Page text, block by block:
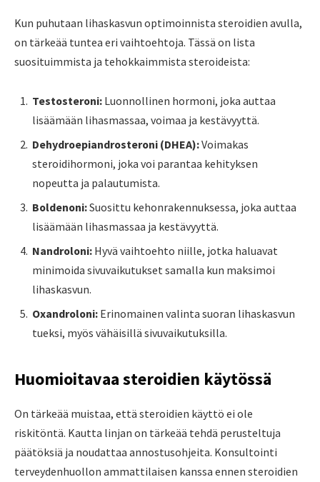
Kun puhutaan lihaskasvun optimoinnista steroidien avulla,
on tärkeää tuntea eri vaihtoehtoja. Tässä on lista
suosituimmista ja tehokkaimmista steroideista:
Testosteroni: Luonnollinen hormoni, joka auttaa
lisäämään lihasmassaa, voimaa ja kestävyyttä.
Dehydroepiandrosteroni (DHEA):Voimakas
steroidihormoni, joka voi parantaa kehityksen
nopeutta ja palautumista.
Boldenoni:Suosittu kehonrakennuksessa, joka auttaa
lisäämään lihasmassaa ja kestävyyttä.
Nandroloni: Hyvä vaihtoehto niille, jotka haluavat
minimoida sivuvaikutukset samalla kun maksimoi
lihaskasvun.
Oxandroloni: Erinomainen valinta suoran lihaskasvun
tueksi, myös vähäisillä sivuvaikutuksilla.
Huomioitavaa steroidien käytössä
On tärkeää muistaa, että steroidien käyttö ei ole
riskitöntä. Kautta linjan on tärkeää tehdä perusteltuja
päätöksiä ja noudattaa annostusohjeita. Konsultointi
terveydenhuollon ammattilaisen kanssa ennen steroidien